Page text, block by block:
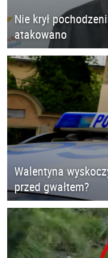
Nie krył
atakowano
Walentyna
przed gwałtem?